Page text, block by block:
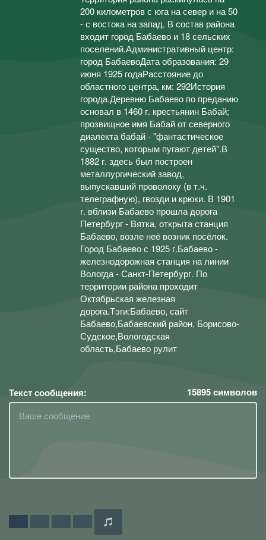
200 километров с юга на север и на 50
- с востока на запад. В состав района
входит город Бабаево и 18 сельских
поселений.Административный центр:
город БабаевоДата образования: 29
июня 1925 годаРасстояние до
областного центра, км: 292История
города.Деревню Бабаево по преданию
основал в 1460 г. крестьянин Бабай;
прозвищное имя Бабай от северного
диалекта бабай - "фантастическое
существо, которым пугают детей".В
1882 г. здесь был построен
металлургический завод,
выпускавший проволоку (в т.ч.
телеграфную), гвозди и крюки. В 1901
г. вблизи Бабаево прошла дорога
Петербург - Вятка, открыта станция
Бабаево, возле неё возник посёлок.
Город Бабаево с 1925 г.Бабаево -
железнодорожная станция на линии
Вологда - Санкт-Петербург. По
территории района проходит
Октябрьская железная
дорога.Тэги:Бабаево, сайт
Бабаево,Бабаевский район, Борисово-
Судское,Вологодская
область,Бабаево рулит
Текст сообщения: 15895символов